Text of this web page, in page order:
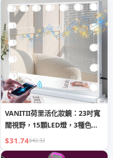
VANITII荷里活化妝鏡：23吋寬
闊視野，15顆LED燈，3種色
溫，10倍放大，藍牙音箱USB充
電
$31.74$42.32